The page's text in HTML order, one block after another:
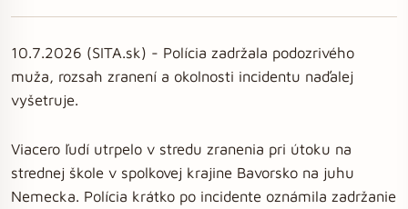
10.7.2026 (SITA.sk) - Polícia zadržala podozrivého
muža, rozsah zranení a okolnosti incidentu naďalej
vyšetruje.
Viacero ľudí utrpelo v stredu zranenia pri útoku na
strednej škole v spolkovej krajine Bavorsko na juhu
Nemecka. Polícia krátko po incidente oznámila zadržanie